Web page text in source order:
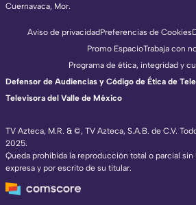
Cuernavaca, Mor.
TV Azteca, M.R. & ©, TV Azteca, S.A.B. de C.V.
2025.
Queda prohibida la reproducción total o parcial sin
expresa y por escrito de su titular.
Aviso de privacidadPreferencias de Cookies
Promo EspacioTrabaja con
Programa de ética, integridad y
Defensor de Audiencias y Código de Ética de
Televisora del Valle de México